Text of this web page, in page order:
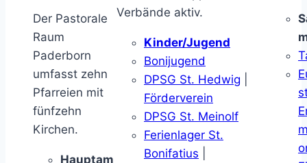
Der Pastorale
Raum
Paderborn
umfasst zehn
Pfarreien mit
fünfzehn
Kirchen.
Hauptam
Verbände aktiv.
Kinder/Jugend
Bonijugend
DPSG St. Hedwig
Förderverein
DPSG St. Meinolf
Ferienlager St.
Bonifatius